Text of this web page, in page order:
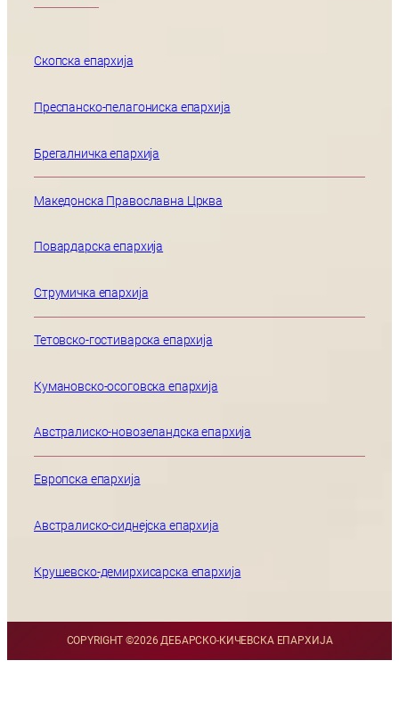
Скопска епархија
Преспанско-пелагониска епархија
Брегалничка епархија
Македонска Православна Црква
Повардарска епархија
Струмичка епархија
Тетовско-гостиварска епархија
Кумановско-осоговска епархија
Австралиско-новозеландска епархија
Европска епархија
Австралиско-сиднејска епархија
Крушевско-демирхисарска епархија
COPYRIGHT ©2026 ДЕБАРСКО-КИЧЕВСКА ЕПАРХИЈА